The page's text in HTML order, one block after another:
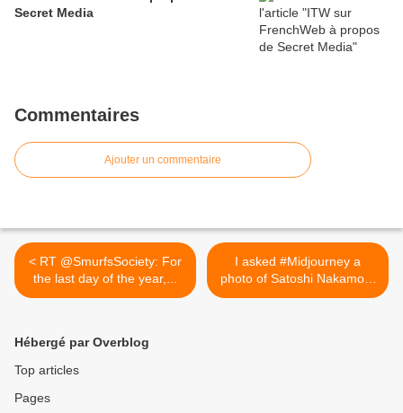
Secret Media
Commentaires
Ajouter un commentaire
< RT @SmurfsSociety: For
the last day of the year,...
I asked #Midjourney a
photo of Satoshi Nakamoto
in... >
Hébergé par Overblog
Top articles
Pages